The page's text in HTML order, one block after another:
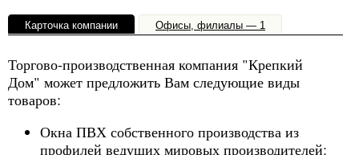
Карточка компании Офисы, филиалы — 1
Торгово-производственная компания "Крепкий
Дом" может предложить Вам следующие виды
товаров:
Окна ПВХ собственного производства из
профилей ведущих мировых производителей: